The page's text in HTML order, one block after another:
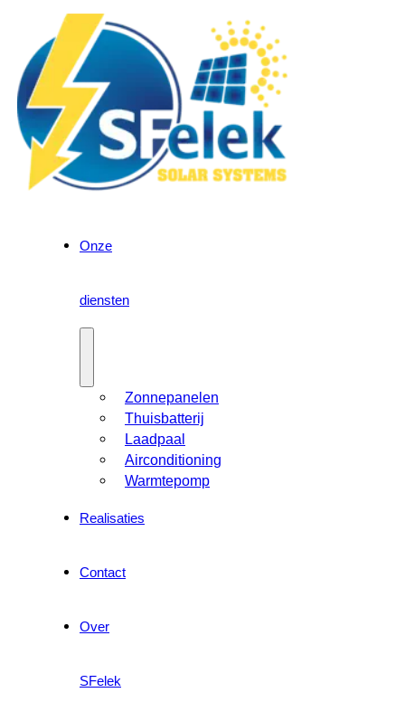
Onze
diensten
Zonnepanelen
Thuisbatterij
Laadpaal
Airconditioning
Warmtepomp
Realisaties
Contact
Over
SFelek